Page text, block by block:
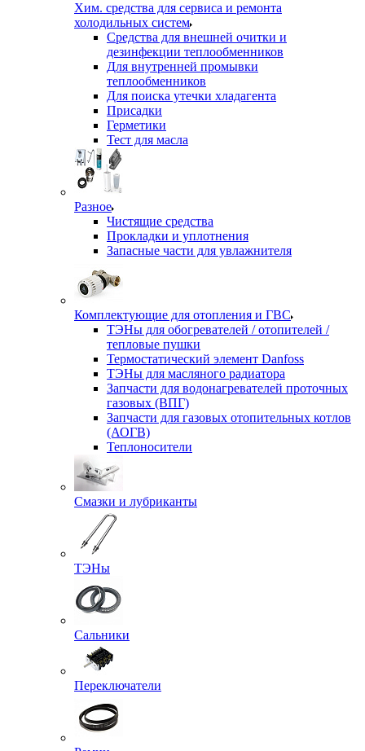
Хим. средства для сервиса и ремонта
холодильных систем
Средства для внешней очитки и
дезинфекции теплообменников
Для внутренней промывки
теплообменников
Для поиска утечки хладагента
Присадки
Герметики
Тест для масла
Разное
Чистящие средства
Прокладки и уплотнения
Запасные части для увлажнителя
Комплектующие для отопления и ГВС
ТЭНы для обогревателей / отопителей /
тепловые пушки
Термостатический элемент Danfoss
ТЭНы для масляного радиатора
Запчасти для водонагревателей проточных
газовых (ВПГ)
Запчасти для газовых отопительных котлов
(АОГВ)
Теплоносители
Смазки и лубриканты
ТЭНы
Сальники
Переключатели